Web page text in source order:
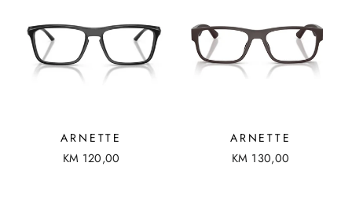
ARNETTE
KM 120,00
ARNETTE
KM 130,00